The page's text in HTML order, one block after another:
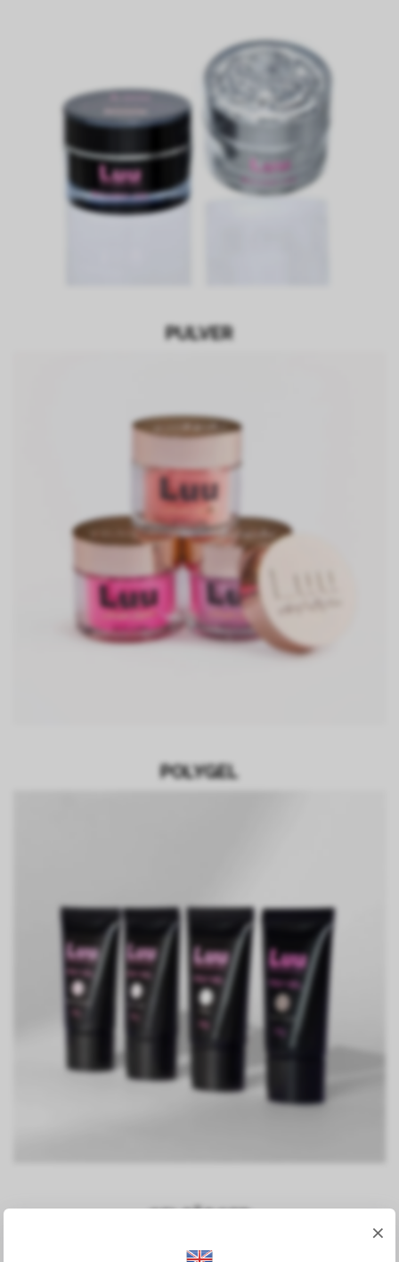
PULVER
POLYGEL
×